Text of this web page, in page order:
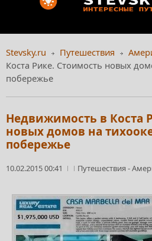
Stevsky.ru Путешествия
Коста Рике. Стоимость новых
побережье
Недвижимость в Коста
новых домов на
побережье
10.02.2015 00:41 Путешествия -